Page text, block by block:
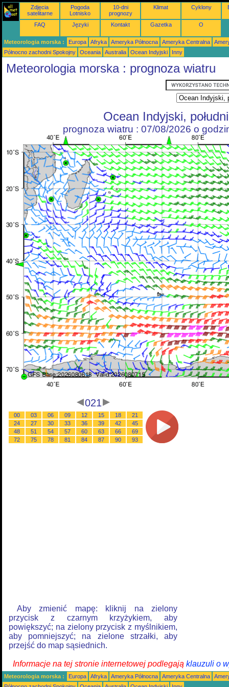
Zdjęcia
satelitarne
Pogoda
Lotnisko
10-dni
prognozy
Klimat Cyklony
FAQ Języki Kontakt Gazetka O
Meteorologia morska : Europa Afryka Ameryka Północna Ameryka Centralna
Północno zachodni Spokojny
Oceania Australia Ocean Indyjski Inny
Meteorologia morska : prognoza wiatru
Ocean Indyjski,
prognoza wiatru : 07/08/2026 o
021
00 03 06 09 12 15 18
21
24
27 30 33 36 39 42
45
48
51 54 57 60 63 66
69
72
75 78 81 84 87 90 93
Aby zmienić mapę: kliknij na zielony
przycisk z czarnym krzyżykiem, aby
powiększyć; na zielony przycisk z myślnikiem,
aby pomniejszyć; na zielone strzałki, aby
przejść do map sąsiednich.
Informacje na tej stronie internetowej podlegają klauzuli o
Meteorologia morska : Europa Afryka Ameryka Północna Ameryka Centralna